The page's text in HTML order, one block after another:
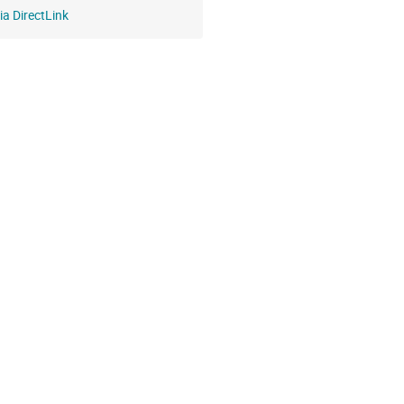
DirectLink